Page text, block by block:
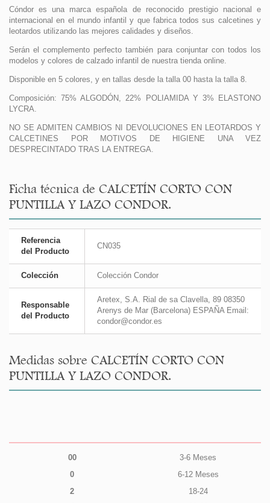
Cóndor es una marca española de reconocido prestigio nacional e
internacional en el mundo infantil y que fabrica todos sus calcetines y
leotardos utilizando las mejores calidades y diseños.
Serán el complemento perfecto también para conjuntar con todos los
modelos y colores de calzado infantil de nuestra tienda online.
Disponible en 5 colores, y en tallas desde la talla 00 hasta la talla 8.
Composición: 75% ALGODÓN, 22% POLIAMIDA Y 3% ELASTONO
LYCRA.
NO SE ADMITEN CAMBIOS NI DEVOLUCIONES EN LEOTARDOS Y
CALCETINES POR MOTIVOS DE HIGIENE UNA VEZ
DESPRECINTADO TRAS LA ENTREGA.
Ficha técnica de CALCETÍN CORTO CON
PUNTILLA Y LAZO CONDOR.
Referencia
del Producto
CN035
Colección Colección Condor
Responsable
del Producto
Aretex, S.A. Rial de sa Clavella, 89 08350
Arenys de Mar (Barcelona) ESPAÑA Email:
condor@condor.es
Medidas sobre CALCETÍN CORTO CON
PUNTILLA Y LAZO CONDOR.
00
3-6 Meses
0
6-12 Meses
2
18-24